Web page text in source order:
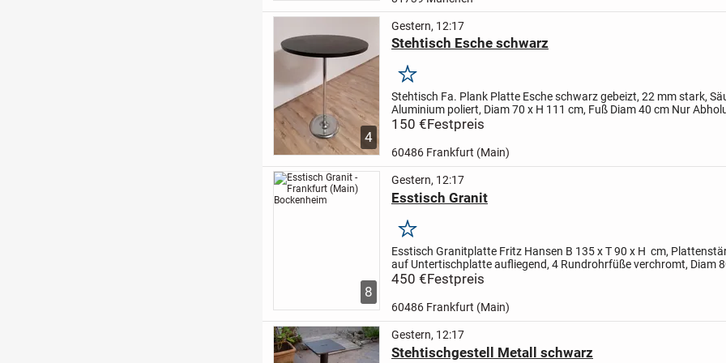
4
Gestern, 12:17
Stehtisch Esche schwarz
Merken
Stehtisch Fa. Plank Platte Esche schwarz gebeizt, 22 mm stark,
Aluminium poliert, Diam 70 x H 111 cm, Fuß Diam 40 cm Nur
150 €Festpreis
60486 Frankfurt (Main)
8
Gestern, 12:17
Esstisch Granit
Merken
Esstisch Granitplatte Fritz Hansen B 135 x T 90 x H cm,
auf Untertischplatte aufliegend, 4 Rundrohrfüße verchromt, Diam
Original-Oberfläche mit Gebrauchsspuren...
450 €Festpreis
60486 Frankfurt (Main)
Gestern, 12:17
Stehtischgestell Metall schwarz